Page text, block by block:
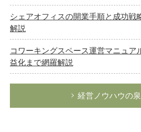
シェアオフィスの開業手順と成功戦
解説
コワーキングスペース運営マニュア
益化まで網羅解説
経営ノウハウの